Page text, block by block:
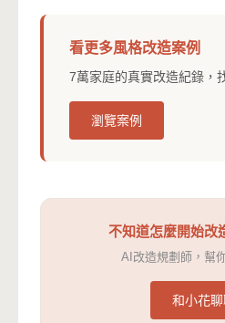
看更多風格改造案例
7萬家庭的真實改造紀錄，
瀏覽案例
不知道怎麼開始改
AI改造規劃師，幫
和小花聊